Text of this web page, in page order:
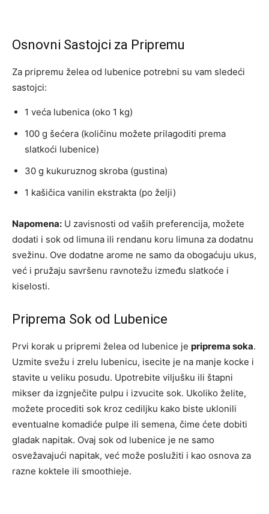
Osnovni Sastojci za Pripremu
Za pripremu želea od lubenice potrebni su vam sledeći
sastojci:
1 veća lubenica (oko 1 kg)
100 g šećera (količinu možete prilagoditi prema
slatkoći lubenice)
30 g kukuruznog skroba (gustina)
1 kašičica vanilin ekstrakta (po želji)
Napomena: U zavisnosti od vaših preferencija, možete
dodati i sok od limuna ili rendanu koru limuna za dodatnu
svežinu. Ove dodatne arome ne samo da obogaćuju ukus,
već i pružaju savršenu ravnotežu između slatkoće i
kiselosti.
Priprema Sok od Lubenice
Prvi korak u pripremi želea od lubenice je priprema soka.
Uzmite svežu i zrelu lubenicu, isecite je na manje kocke i
stavite u veliku posudu. Upotrebite viljušku ili štapni
mikser da izgnječite pulpu i izvucite sok. Ukoliko želite,
možete procediti sok kroz cediljku kako biste uklonili
eventualne komadiće pulpe ili semena, čime ćete dobiti
gladak napitak. Ovaj sok od lubenice je ne samo
osvežavajući napitak, već može poslužiti i kao osnova za
razne koktele ili smoothieje.